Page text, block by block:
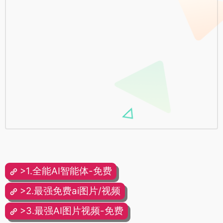
>1.全能AI智能体-免费
>2.最强免费ai图片/视频
>3.最强AI图片视频-免费